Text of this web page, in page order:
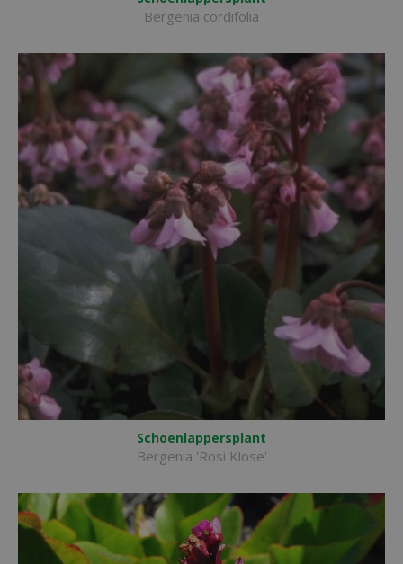
Bergenia cordifolia
Schoenlappersplant
Bergenia 'Rosi Klose'